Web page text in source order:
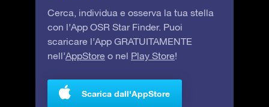
Cerca, individua e osserva la tua stella
con l’App OSR Star Finder. Puoi
scaricare l’App GRATUITAMENTE
nell’AppStore o nel Play Store!
Scarica dall'AppStore